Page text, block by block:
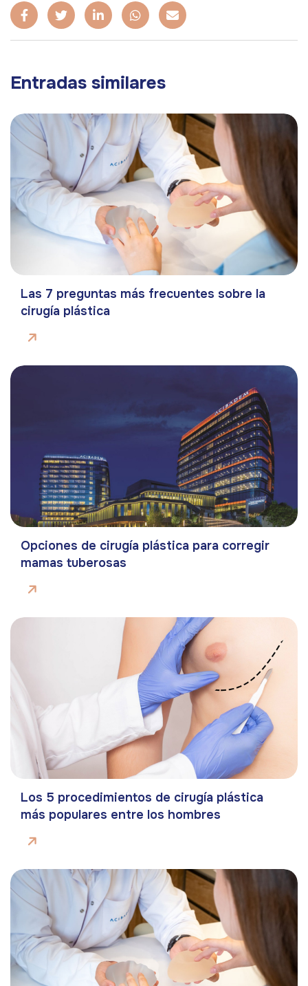
Entradas similares
Las 7 preguntas más frecuentes sobre la
cirugía plástica
Opciones de cirugía plástica para corregir
mamas tuberosas
Los 5 procedimientos de cirugía plástica
más populares entre los hombres